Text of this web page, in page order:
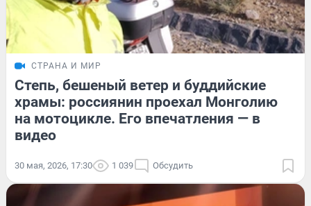
СТРАНА И МИР
Степь, бешеный ветер и буддийские
храмы: россиянин проехал Монголию
на мотоцикле. Его впечатления — в
видео
30 мая, 2026, 17:30 1 039 Обсудить